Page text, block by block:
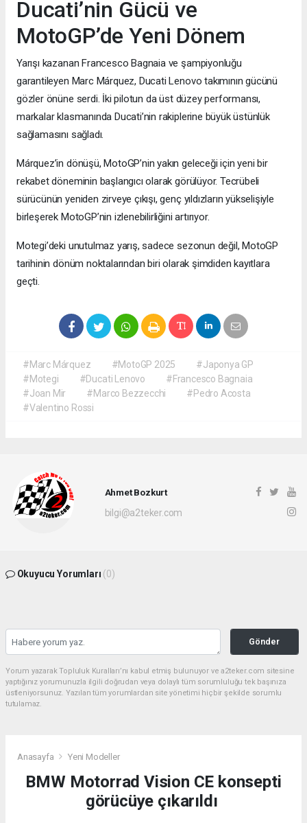
Ducati’nin Gücü ve
MotoGP’de Yeni Dönem
Yarışı kazanan Francesco Bagnaia ve şampiyonluğu
garantileyen Marc Márquez, Ducati Lenovo takımının gücünü
gözler önüne serdi. İki pilotun da üst düzey performansı,
markalar klasmanında Ducati’nin rakiplerine büyük üstünlük
sağlamasını sağladı.
Márquez’in dönüşü, MotoGP’nin yakın geleceği için yeni bir
rekabet döneminin başlangıcı olarak görülüyor. Tecrübeli
sürücünün yeniden zirveye çıkışı, genç yıldızların yükselişiyle
birleşerek MotoGP’nin izlenebilirliğini artırıyor.
Motegi’deki unutulmaz yarış, sadece sezonun değil, MotoGP
tarihinin dönüm noktalarından biri olarak şimdiden kayıtlara
geçti.
#Marc Márquez #MotoGP 2025
#Japonya GP
#Motegi
#Ducati Lenovo
#Francesco Bagnaia
#Joan Mir
#Marco Bezzecchi
#Pedro Acosta
#Valentino Rossi
Ahmet Bozkurt
bilgi@a2teker.com
Okuyucu Yorumları (0)
Gönder
Yorum yazarak Topluluk Kuralları’nı kabul etmiş bulunuyor ve a2teker.com sitesine
yaptığınız yorumunuzla ilgili doğrudan veya dolaylı tüm sorumluluğu tek başınıza
üstleniyorsunuz. Yazılan tüm yorumlardan site yönetimi hiçbir şekilde sorumlu
tutulamaz.
Anasayfa Yeni Modeller
BMW Motorrad Vision CE konsepti
görücüye çıkarıldı